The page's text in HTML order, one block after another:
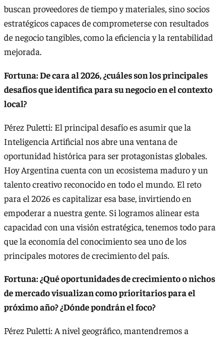
buscan proveedores de tiempo y materiales, sino socios
estratégicos capaces de comprometerse con resultados
de negocio tangibles, como la eficiencia y la rentabilidad
mejorada.
Fortuna: De cara al 2026, ¿cuáles son los principales
desafíos que identifica para su negocio en el contexto
local?
Pérez Puletti: El principal desafío es asumir que la
Inteligencia Artificial nos abre una ventana de
oportunidad histórica para ser protagonistas globales.
Hoy Argentina cuenta con un ecosistema maduro y un
talento creativo reconocido en todo el mundo. El reto
para el 2026 es capitalizar esa base, invirtiendo en
empoderar a nuestra gente. Si logramos alinear esta
capacidad con una visión estratégica, tenemos todo para
que la economía del conocimiento sea uno de los
principales motores de crecimiento del país.
Fortuna: ¿Qué oportunidades de crecimiento o nichos
de mercado visualizan como prioritarios para el
próximo año? ¿Dónde pondrán el foco?
Pérez Puletti: A nivel geográfico, mantendremos a